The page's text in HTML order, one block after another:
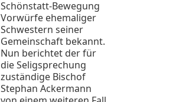
Schönstatt-Bewegung
Vorwürfe ehemaliger
Schwestern seiner
Gemeinschaft bekannt.
Nun berichtet der für
die Seligsprechung
zuständige Bischof
Stephan Ackermann